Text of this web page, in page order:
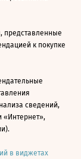
представленные
к покупке
сведений,
«Интернет»,
в виджетах